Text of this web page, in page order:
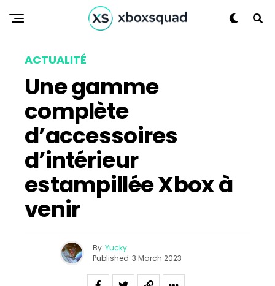
ACTUALITÉ
Une gamme
complète
d’accessoires
d’intérieur
estampillée Xbox à
venir
By Yucky
Published 3 March 2023